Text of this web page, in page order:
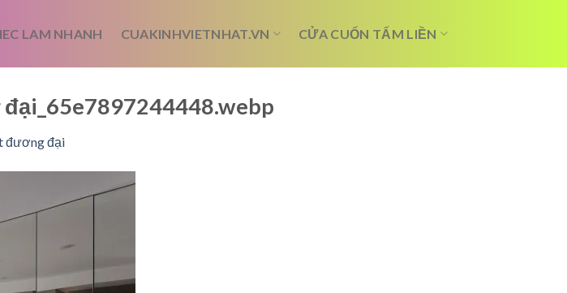
LAM NHANH CUAKINHVIETNHAT.VN CỬA CUỐN TẤM LIỀN
đương đại